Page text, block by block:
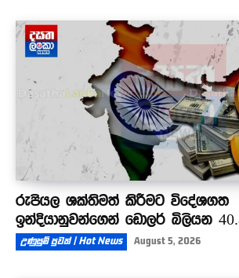
රුපියල ශක්තිමත් කිරීමට විදේශගත
ඉන්දියානුවන්ගෙන් ඩොලර් බිලියන
උණුසුම් පුවත් | Hot News August 5, 2026